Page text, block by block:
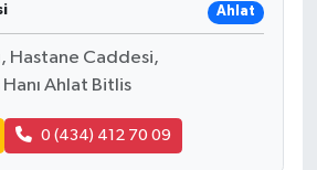
Ahlat
Hastane Caddesi,
Ahlat Bitlis
0 (434) 412 70 09